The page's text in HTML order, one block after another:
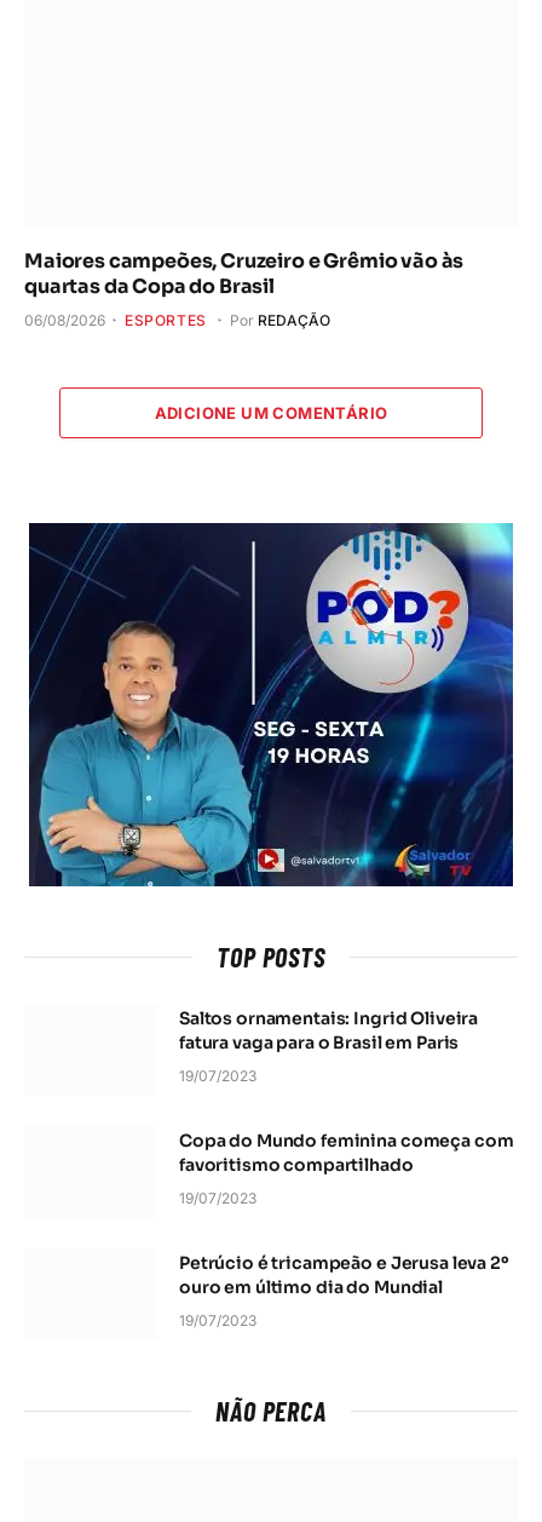
Maiores campeões, Cruzeiro e Grêmio vão às
quartas da Copa do Brasil
06/08/2026 ESPORTES Por REDAÇÃO
ADICIONE UM COMENTÁRIO
TOP POSTS
Saltos ornamentais: Ingrid Oliveira
fatura vaga para o Brasil em Paris
19/07/2023
Copa do Mundo feminina começa com
favoritismo compartilhado
19/07/2023
Petrúcio é tricampeão e Jerusa leva 2º
ouro em último dia do Mundial
19/07/2023
NÃO PERCA